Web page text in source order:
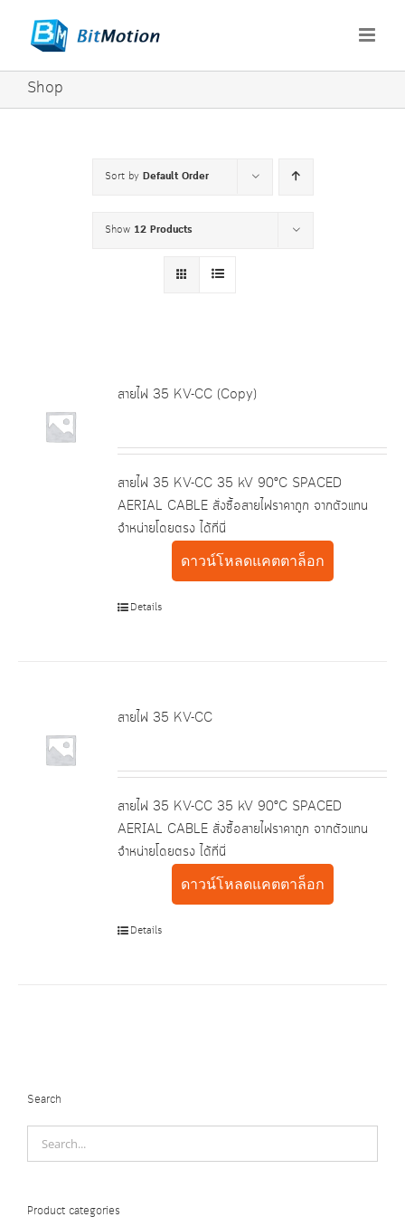
content
Shop
Sort by Default Order
Show 12 Products
สายไฟ 35 KV-CC (Copy)
สายไฟ 35 KV-CC 35 kV 90°C SPACED
AERIAL CABLE สั่งซื้อสายไฟราคาถูก จากตัวแทน
จำหน่ายโดยตรง ได้ที่นี่
ดาวน์โหลดแคตตาล็อก
Details
สายไฟ 35 KV-CC
สายไฟ 35 KV-CC 35 kV 90°C SPACED
AERIAL CABLE สั่งซื้อสายไฟราคาถูก จากตัวแทน
จำหน่ายโดยตรง ได้ที่นี่
ดาวน์โหลดแคตตาล็อก
Details
Search
Product categories